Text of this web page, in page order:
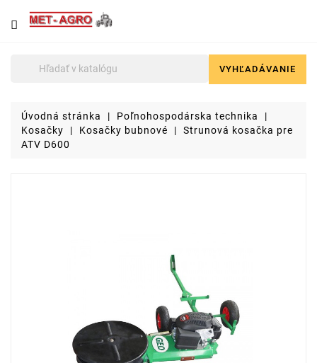
NÁJDETE
U
Lyžice
pre
VYHĽADÁVANIE
Úvodná stránka
Poľnohospodárska technika
Kosačky
Kosačky bubnové
Strunová kosačka pre
ATV D600